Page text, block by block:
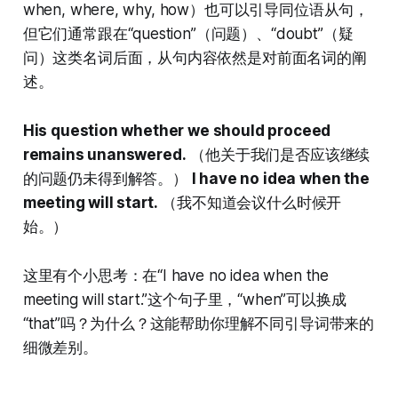
when, where, why, how）也可以引导同位语从句，
但它们通常跟在“question”（问题）、“doubt”（疑
问）这类名词后面，从句内容依然是对前面名词的阐
述。
His question whether we should proceed
remains unanswered. （他关于我们是否应该继续
的问题仍未得到解答。）
I have no idea when the
meeting will start. （我不知道会议什么时候开
始。）
这里有个小思考：在“I have no idea when the
meeting will start.”这个句子里，“when”可以换成
“that”吗？为什么？这能帮助你理解不同引导词带来的
细微差别。